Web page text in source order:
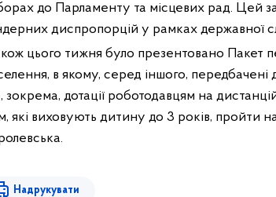
до Парламенту та місцевих рад. Цей
диспропорцій у рамках державної
цього тижня було презентовано Пакет
в якому, серед іншого, передбачені
зокрема, дотації роботодавцям на
які виховують дитину до 3 років, пройти
Надрукувати